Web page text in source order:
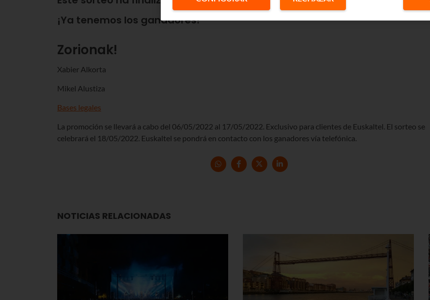
¡Ya tenemos los ganadores!
Zorionak!
Xabier Alkorta
Mikel Alustiza
Bases legales
La promoción se llevará a cabo del 06/05/2022 al 17/05/2022. Exclusivo para clientes de Euskaltel. El sorteo se
celebrará el 18/05/2022. Euskaltel se pondrá en contacto con los ganadores vía telefónica.
NOTICIAS RELACIONADAS